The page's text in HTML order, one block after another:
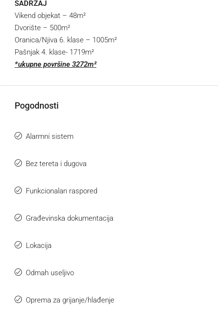
SADRŽAJ
Vikend objekat – 48m²
Dvorište – 500m²
Oranica/Njiva 6. klase – 1005m²
Pašnjak 4. klase- 1719m²
*ukupne površine 3272m²
Pogodnosti
Alarmni sistem
Bez tereta i dugova
Funkcionalan raspored
Građevinska dokumentacija
Lokacija
Odmah useljivo
Oprema za grijanje/hlađenje